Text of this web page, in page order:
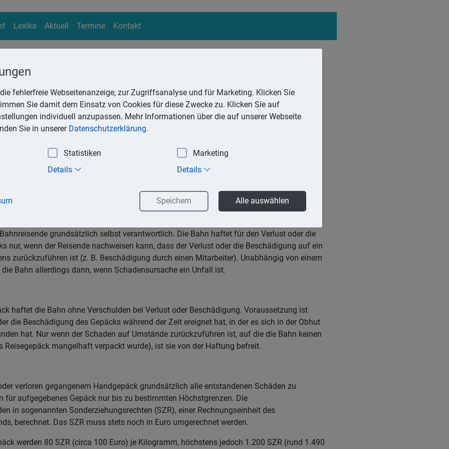
Lexika Aktuell Termine Kontakt
Suchen
-verlust bei Bahnreisen
Schaden grundsätzlich aufkommen, wenn Reisegepäck verloren geht oder
zwischen Handgepäck und aufgegebenem Gepäck unterschieden werden.
grundsätzlich selbst verantwortlich. Die Bahn haftet für den Verlust oder die
nur, wenn der Reisende nachweisen kann, dass der Verlust oder die Beschädigung auf ein
zurückzuführen ist (z. B. Beschädigung durch einen Mitarbeiter). Unabhängig von einem
Bahn allerdings dann, wenn Schadensursache ein Unfall ist.
haftet die Bahn ohne Verschulden bei Verlust oder Beschädigung. Voraussetzung ist
die Beschädigung des Gepäcks während der Zeit ereignet hat, in der es sich in der Obhut
hat. Nur wenn der Schaden auf Umstände zurückzuführen ist, auf die die Bahn keinen
Reisegepäck mangelhaft verpackt wurde), ist sie von der Haftung befreit.
verloren gegangenem Handgepäck grundsätzlich alle entstandenen Schäden zu
für aufgegebenes Gepäck nur bis zu bestimmten Höchstgrenzen. Die
in sogenannten Sonderziehungsrechten (SZR), einer Rechnungseinheit des
berechnet. Das SZR muss stets noch in Euro umgerechnet werden.
werden 80 SZR (circa 100 Euro) je Kilogramm, höchstens jedoch 1.200 SZR (rund 1.490
fehlerfreie Webseitenanzeige, zur Zugriffsanalyse und für Marketing. Klicken Sie
Sie damit dem Einsatz von Cookies für diese Zwecke zu. Klicken Sie auf
individuell anzupassen. Mehr Informationen über die auf unserer Webseite
Sie in unserer Datenschutzerklärung.
Statistiken
Marketing
Details Details
Speichern Alle auswählen